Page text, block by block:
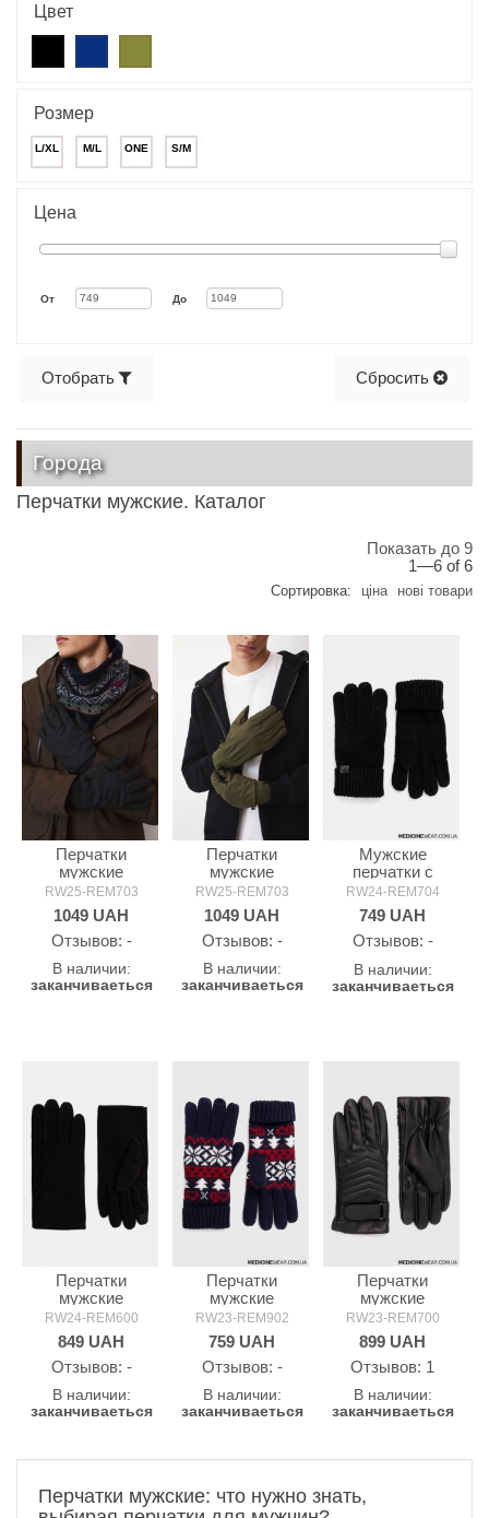
Цвет
Розмер
L/XL M/L ONE S/M
Цена
От До
Отобрать Сбросить
Города
Перчатки мужские. Каталог
Показать до 9
1—6 of 6
Сортировка: ціна нові товари
Перчатки
мужские
MEDICINE
RW25-REM703
1049 UAH
Oтзывов: -
В наличии:
заканчиваеться
Перчатки
мужские
MEDICINE
RW25-REM703
1049 UAH
Oтзывов: -
В наличии:
заканчиваеться
Мужские
перчатки с
примесью шерсти
MEDICINE
RW24-REM704
749 UAH
Oтзывов: -
В наличии:
заканчиваеться
Перчатки
мужские
MEDICINE
RW24-REM600
849 UAH
Oтзывов: -
В наличии:
заканчиваеться
Перчатки
мужские
MEDICINE
RW23-REM902
759 UAH
Oтзывов: -
В наличии:
заканчиваеться
Перчатки
мужские
MEDICINE
RW23-REM700
899 UAH
Oтзывов: 1
В наличии:
заканчиваеться
Перчатки мужские: что нужно знать,